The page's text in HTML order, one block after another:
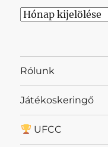
Archívum
Rólunk
Játékoskeringő
UFCC